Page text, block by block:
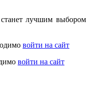
лучшим выбором
войти на сайт
войти на сайт